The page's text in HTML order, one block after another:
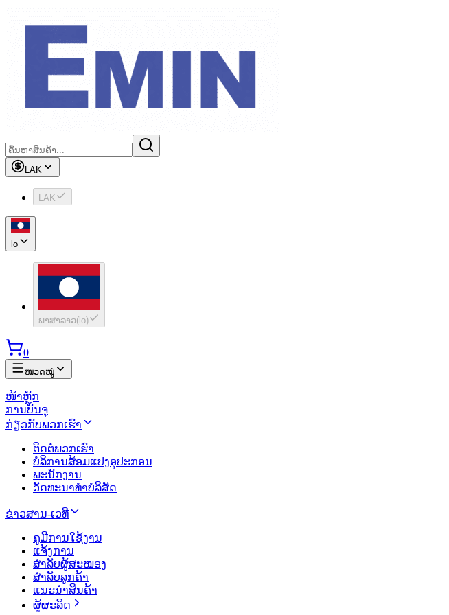
LAK
LAK
lo
ພາສາລາວ( lo)
0
ໝວດໝູ່
ໜ້າຫຼັກ
ການບັນຈຸ
ກ່ຽວກັບພວກເຮົາ
ຕິດຕໍ່ພວກເຮົາ
ບໍລິການສ້ອມແປງອຸປະກອນ
ພະນັກງານ
ວັດທະນາທຳບໍລິສັດ
ຂ່າວສານ-ເວທີ
ຄູມືການໃຊ້ງານ
ແຈ້ງການ
ສຳລັບຜູ້ສະໜອງ
ສຳລັບລູກຄ້າ
ແນະນຳສິນຄ້າ
ຜູ້ຜະລິດ